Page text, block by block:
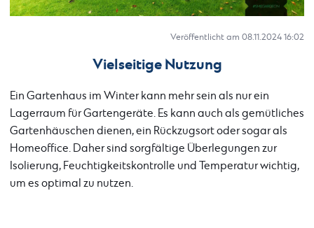
Veröffentlicht am 08.11.2024 16:02
Vielseitige Nutzung
Ein Gartenhaus im Winter kann mehr sein als nur ein
Lagerraum für Gartengeräte. Es kann auch als gemütliches
Gartenhäuschen dienen, ein Rückzugsort oder sogar als
Homeoffice. Daher sind sorgfältige Überlegungen zur
Isolierung, Feuchtigkeitskontrolle und Temperatur wichtig,
um es optimal zu nutzen.